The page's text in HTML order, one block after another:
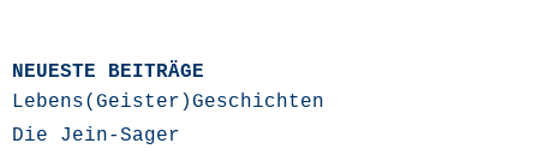
NEUESTE BEITRÄGE
Lebens(Geister)Geschichten
Die Jein-Sager